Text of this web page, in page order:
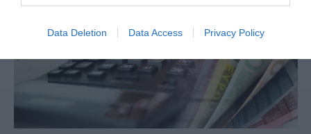
Data Deletion Data Access Privacy Policy